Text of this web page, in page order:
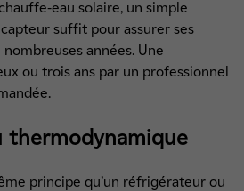
eau solaire, un simple
suffit pour assurer ses
années. Une
ou trois ans par un professionnel
thermodynamique
principe qu’un réfrigérateur ou